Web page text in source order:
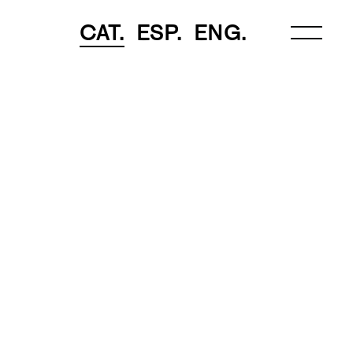
CAT. ESP. ENG.